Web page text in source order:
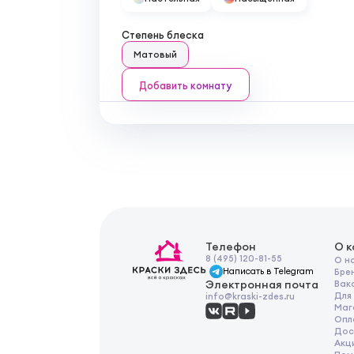
Степень блеска
Матовый
Добавить комнату
Телефон
8 (495) 120-81-55
Написать в Telegram
Электронная почта
info@kraski-zdes.ru
О
О
Для